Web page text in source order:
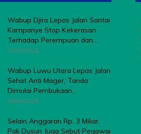
Wabup Djira Lepas Jalan Santai
Kampanye Stop Kekerasan
Terhadap Perempuan dan...
31/07/2026
Wabup Luwu Utara Lepas Jalan
Sehat Anti Mager, Tanda
Dimulai Pembukaan...
04/08/2026
Selain Anggaran Rp. 3 Miliar,
Pak Dusun Juga Sebut Pegawai